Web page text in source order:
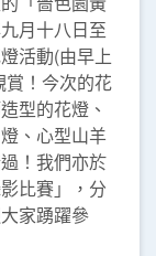
月十八日至
活動(由早上
賞！今次的花
型的花燈、
、心型山羊
！我們亦於
比賽」，分
家踴躍參